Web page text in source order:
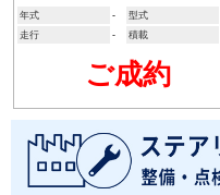
年式 - 型式
走行
- 積載
ご成約